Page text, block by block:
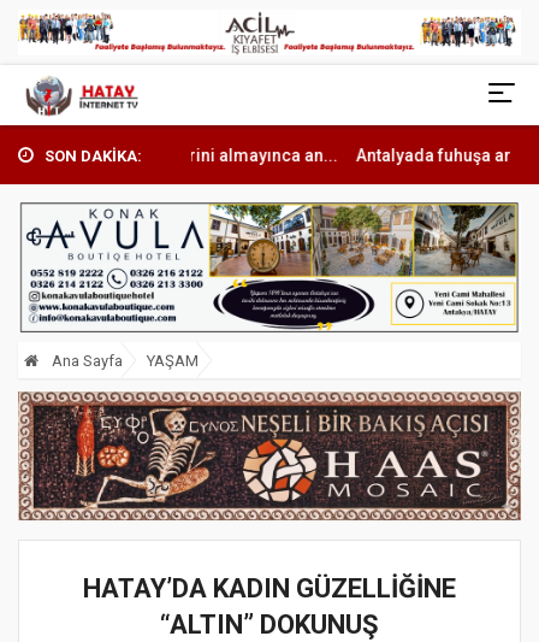
SON DAKİKA:
almayınca an... Antalyada fuhuşa aracılık operasyonunda 7 tut...
Ana Sayfa YAŞAM
HATAY’DA KADIN GÜZELLİĞİNE
“ALTIN” DOKUNUŞ